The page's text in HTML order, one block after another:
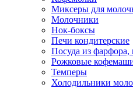
Миксеры для
Молочники
Нок-боксы
Печи кондитерские
Посуда из фарфора,
Рожковые
Темперы
Холодильники